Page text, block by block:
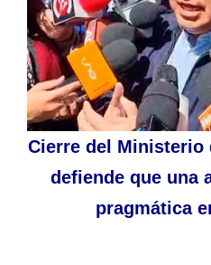
Cierre del Ministerio
defiende que una
pragmática